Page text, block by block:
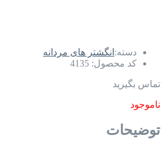
دسته: انگشتر های مردانه
کد محصول: 4135
تماس بگیرید
ناموجود
توضیحات